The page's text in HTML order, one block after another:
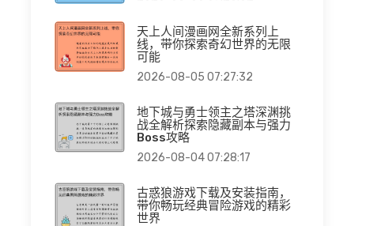
天上人间漫画网全新系列上
线，带你探索奇幻世界的无限
可能
2026-08-05 07:27:32
地下城与勇士领主之塔深渊挑
战全解析探索隐藏副本与强力
Boss攻略
2026-08-04 07:28:17
古惑狼游戏下载及安装指南，
带你畅玩经典冒险游戏的精彩
世界